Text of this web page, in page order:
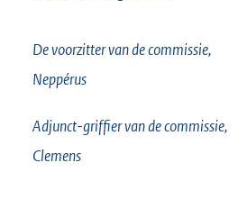
De voorzitter van de commissie,
Neppérus
Adjunct-griffier van de commissie,
Clemens